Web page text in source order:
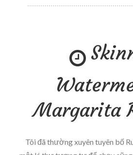
Tempo
thực
sự
công
tốc
chạy
Margarita
Tôi đã thường xuyên tuyên bố